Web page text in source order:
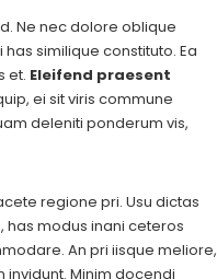
Ne nec dolore oblique
similique constituto. Ea
et. Eleifend praesent
ei sit viris commune
deleniti ponderum vis,
regione pri. Usu dictas
has modus inani ceteros
An pri iisque meliore,
Minim docendi